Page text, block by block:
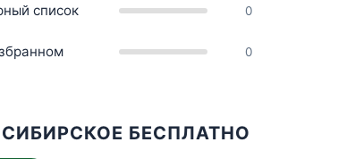
список 0
0
БЕСПЛАТНО